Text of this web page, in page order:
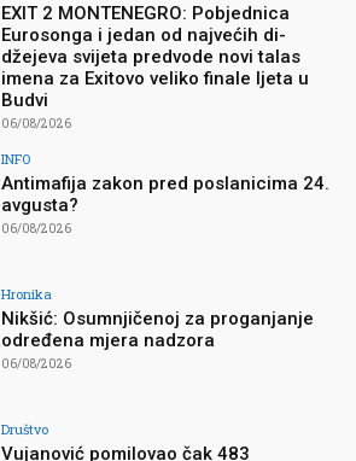
EXIT 2 MONTENEGRO: Pobjednica
Eurosonga i jedan od najvećih di-
džejeva svijeta predvode novi talas
imena za Exitovo veliko finale ljeta u
Budvi
06/08/2026
INFO
Antimafija zakon pred poslanicima 24.
avgusta?
06/08/2026
Hronika
Nikšić: Osumnjičenoj za proganjanje
određena mjera nadzora
06/08/2026
Društvo
Vujanović pomilovao čak 483